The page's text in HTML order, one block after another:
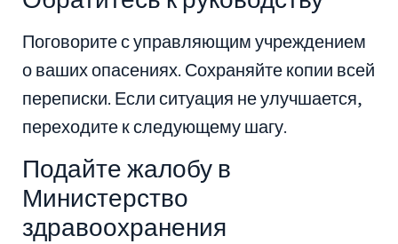
Поговорите с управляющим учреждением
о ваших опасениях. Сохраняйте копии всей
переписки. Если ситуация не улучшается,
переходите к следующему шагу.
Подайте жалобу в
Министерство
здравоохранения